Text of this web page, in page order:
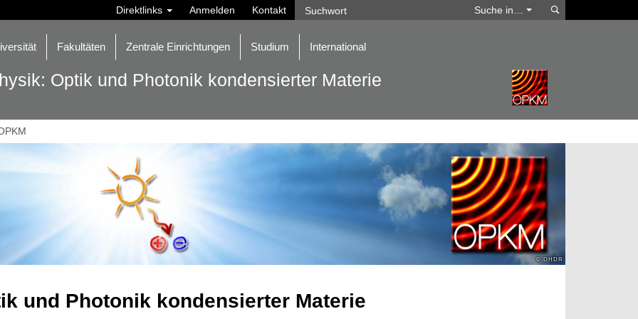
Direktlinks Anmelden Kontakt Suche in…
Fakultäten Zentrale Einrichtungen Studium International
Optik und Photonik kondensierter Materie
und Photonik kondensierter Materie